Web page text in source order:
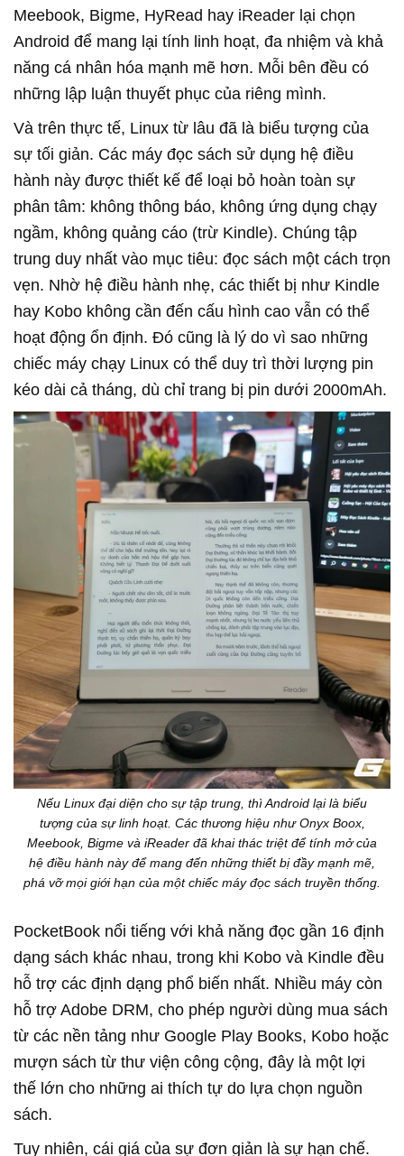
Meebook, Bigme, HyRead hay iReader lại chọn
Android để mang lại tính linh hoạt, đa nhiệm và khả
năng cá nhân hóa mạnh mẽ hơn. Mỗi bên đều có
những lập luận thuyết phục của riêng mình.
Và trên thực tế, Linux từ lâu đã là biểu tượng của
sự tối giản. Các máy đọc sách sử dụng hệ điều
hành này được thiết kế để loại bỏ hoàn toàn sự
phân tâm: không thông báo, không ứng dụng chạy
ngầm, không quảng cáo (trừ Kindle). Chúng tập
trung duy nhất vào mục tiêu: đọc sách một cách trọn
vẹn. Nhờ hệ điều hành nhẹ, các thiết bị như Kindle
hay Kobo không cần đến cấu hình cao vẫn có thể
hoạt động ổn định. Đó cũng là lý do vì sao những
chiếc máy chạy Linux có thể duy trì thời lượng pin
kéo dài cả tháng, dù chỉ trang bị pin dưới 2000mAh.
Nếu Linux đại diện cho sự tập trung, thì Android lại là biểu
tượng của sự linh hoạt. Các thương hiệu như Onyx Boox,
Meebook, Bigme và iReader đã khai thác triệt để tính mở của
hệ điều hành này để mang đến những thiết bị đầy mạnh mẽ,
phá vỡ mọi giới hạn của một chiếc máy đọc sách truyền thống.
PocketBook nổi tiếng với khả năng đọc gần 16 định
dạng sách khác nhau, trong khi Kobo và Kindle đều
hỗ trợ các định dạng phổ biến nhất. Nhiều máy còn
hỗ trợ Adobe DRM, cho phép người dùng mua sách
từ các nền tảng như Google Play Books, Kobo hoặc
mượn sách từ thư viện công cộng, đây là một lợi
thế lớn cho những ai thích tự do lựa chọn nguồn
sách.
Tuy nhiên, cái giá của sự đơn giản là sự hạn chế.